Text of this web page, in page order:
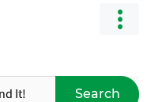
Search